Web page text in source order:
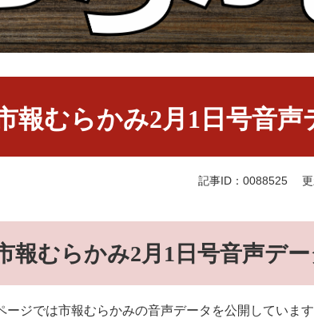
報むらかみ2月1日号音声
記事ID：0088525
報むらかみ2月1日号音声デー
ージでは市報むらかみの音声データを公開していま